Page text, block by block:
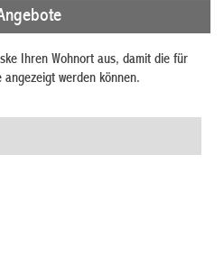
Ihren Wohnort aus, damit die für
werden können.